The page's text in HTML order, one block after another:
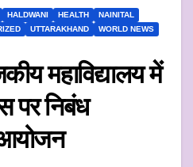
HALDWANI HEALTH
NAINITAL
UTTARAKHAND
WORLD NEWS
महाविद्यालय में
पर निबंध
आयोजन